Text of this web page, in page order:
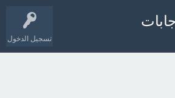
تسجيل الدخول